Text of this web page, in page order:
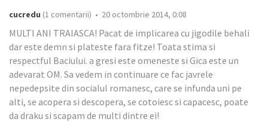
cucredu (1 comentarii) • 20 octombrie 2014, 0:08
MULTI ANI TRAIASCA! Pacat de implicarea cu jigodile behali
dar este demn si plateste fara fitze! Toata stima si
respectful Baciului. a gresi este omeneste si Gica este un
adevarat OM. Sa vedem in continuare ce fac javrele
nepedepsite din socialul romanesc, care se infunda uni pe
alti, se acopera si descopera, se cotoiesc si capacesc, poate
da draku si scapam de multi dintre ei!